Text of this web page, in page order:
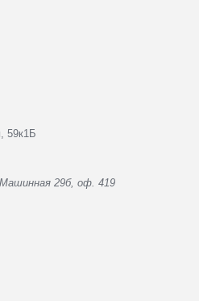
59к1Б
29б, оф. 419